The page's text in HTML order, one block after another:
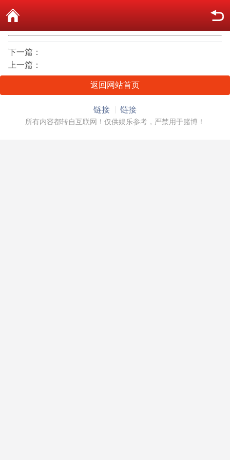
下一篇：
上一篇：
返回网站首页
链接 链接
所有内容都转自互联网！仅供娱乐参考，严禁用于赌博！